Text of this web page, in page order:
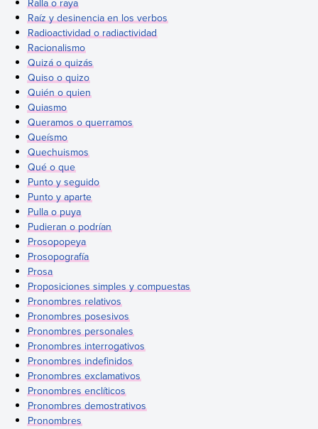
Ralla o raya
Raíz y desinencia en los verbos
Radioactividad o radiactividad
Racionalismo
Quizá o quizás
Quiso o quizo
Quién o quien
Quiasmo
Queramos o querramos
Queísmo
Quechuismos
Qué o que
Punto y seguido
Punto y aparte
Pulla o puya
Pudieran o podrían
Prosopopeya
Prosopografía
Prosa
Proposiciones simples y compuestas
Pronombres relativos
Pronombres posesivos
Pronombres personales
Pronombres interrogativos
Pronombres indefinidos
Pronombres exclamativos
Pronombres enclíticos
Pronombres demostrativos
Pronombres